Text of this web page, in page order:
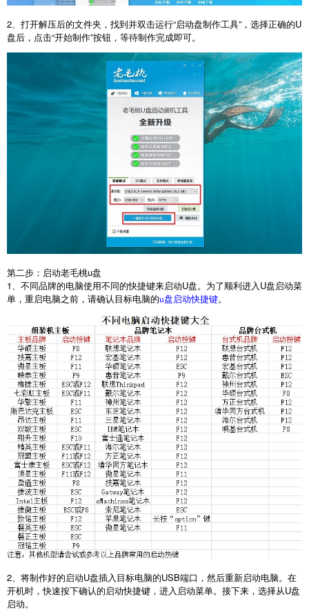
2、打开解压后的文件夹，找到并双击运行“启动盘制作工具”，选择正确的U
盘后，点击“开始制作”按钮，等待制作完成即可。
第二步：启动老毛桃u盘
1、不同品牌的电脑使用不同的快捷键来启动U盘。为了顺利进入U盘启动菜
单，重启电脑之前，请确认目标电脑的u盘启动快捷键。
2 、将制作好的启动U盘插入目标电脑的USB端口，然后重新启动电脑。在
开机时，快速按下确认的启动快捷键，进入启动菜单。接下来，选择从U盘
启动。